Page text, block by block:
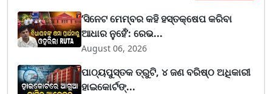
‘ସିନେଟ ମେମ୍ବର କହି ହସ୍ତକ୍ଷେପ କରିବା
ଆଧାର ନୁହେଁ’: ରେଭ...
August 06, 2026
ପାଠ୍ୟପୁସ୍ତକ ତ୍ରୁଟି, ୪ ଜଣ ବରିଷ୍ଠ ଅଧିକାରୀ
ହାଇକୋର୍ଟଙ୍...